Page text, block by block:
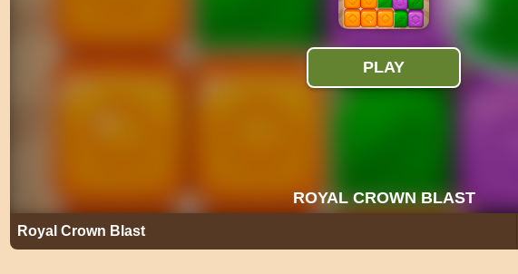
Royal Crown Blast